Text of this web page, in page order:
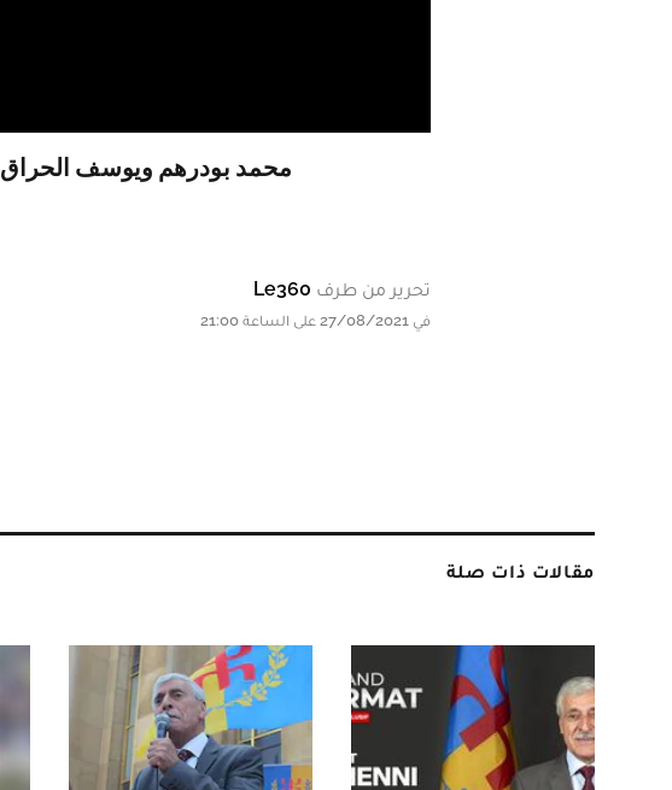
محمد بودرهم ويوسف الحراق
تحرير من طرف Le360
في 27/08/2021 على الساعة 21:00
مقالات ذات صلة